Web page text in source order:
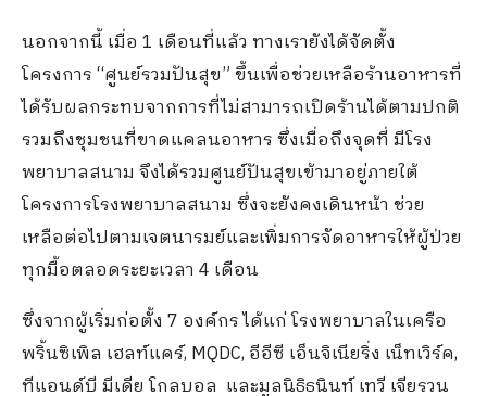
นอกจากนี้ เมื่อ 1 เดือนที่แล้ว ทางเรายังได้จัดตั้ง
โครงการ “ศูนย์รวมปันสุข” ขึ้นเพื่อช่วยเหลือร้านอาหารที่
ได้รับผลกระทบจากการที่ไม่สามารถเปิดร้านได้ตามปกติ
รวมถึงชุมชนที่ขาดแคลนอาหาร ซึ่งเมื่อถึงจุดที่ มีโรง
พยาบาลสนาม จึงได้รวมศูนย์ปันสุขเข้ามาอยู่ภายใต้
โครงการโรงพยาบาลสนาม ซึ่งจะยังคงเดินหน้า ช่วย
เหลือต่อไปตามเจตนารมย์และเพิ่มการจัดอาหารให้ผู้ป่วย
ทุกมื้อตลอดระยะเวลา 4 เดือน
ซึ่งจากผู้เริ่มก่อตั้ง 7 องค์กร ได้แก่ โรงพยาบาลในเครือ
พริ้นซิเพิล เฮลท์แคร์, MQDC, อีอีซี เอ็นจิเนียริ่ง เน็ทเวิร์ค,
ทีแอนด์บี มีเดีย โกลบอล และมูลนิธิธนินท์ เทวี เจียรวน